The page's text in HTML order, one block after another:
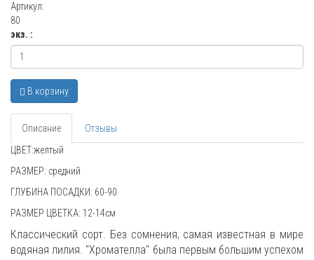
Артикул:
80
экз. :
В корзину
Описание
Отзывы
ЦВЕТ:желтый
РАЗМЕР: средний
ГЛУБИНА ПОСАДКИ: 60-90
РАЗМЕР ЦВЕТКА: 12-14см
Классический сорт. Без сомнения, самая известная в мире
водяная лилия. "Хромателла" была первым большим успехом